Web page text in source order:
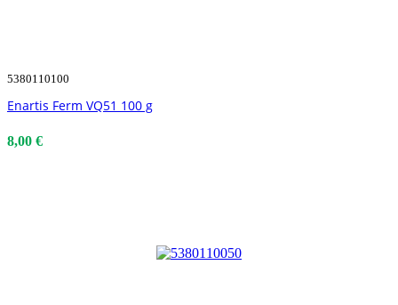
5380110100
Enartis Ferm VQ51 100 g
8,00 €